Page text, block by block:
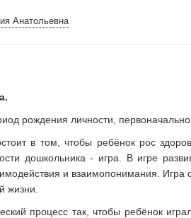
Анатольевна
рождения личности,
в том, чтобы ребёнок рос
дошкольника - игра. В игре
и взаимопонимания.
жизни.
процесс так, чтобы ребёнок